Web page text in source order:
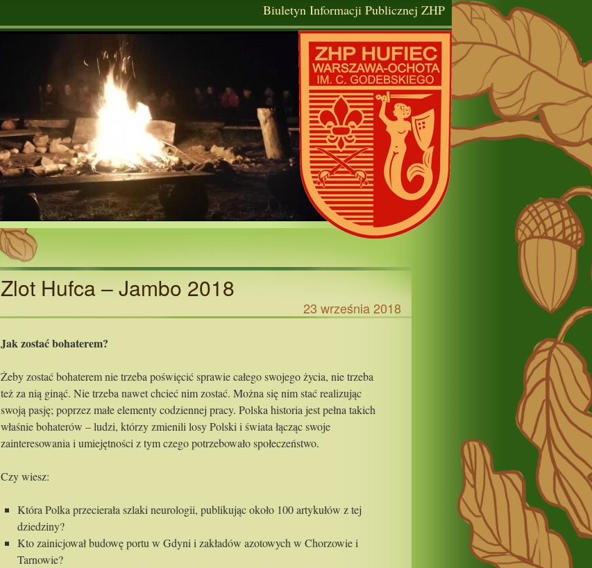
Biuletyn Informacji Publicznej ZHP
Zlot Hufca – Jambo 2018
23 września 2018
Jak zostać bohaterem?
Żeby zostać bohaterem nie trzeba poświęcić sprawie całego swojego życia, nie trzeba
też za nią ginąć. Nie trzeba nawet chcieć nim zostać. Można się nim stać realizując
swoją pasję; poprzez małe elementy codziennej pracy. Polska historia jest pełna takich
właśnie bohaterów – ludzi, którzy zmienili losy Polski i świata łącząc swoje
zainteresowania i umiejętności z tym czego potrzebowało społeczeństwo.
Czy wiesz:
Która Polka przecierała szlaki neurologii, publikując około 100 artykułów z tej
dziedziny?
Kto zainicjował budowę portu w Gdyni i zakładów azotowych w Chorzowie i
Tarnowie?